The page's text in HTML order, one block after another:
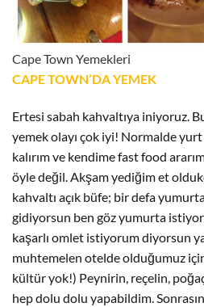
Cape Town Yemekleri
CAPE TOWN’DA YEMEK
Ertesi sabah kahvaltıya iniyoruz.
yemek olayı çok iyi! Normalde
kalırım ve kendime fast food
öyle değil. Akşam yediğim et
kahvaltı açık büfe; bir defa
gidiyorsun ben göz yumurta
kaşarlı omlet istiyorum diyorsun
muhtemelen otelde olduğumuz
kültür yok!) Peynirin, reçelin,
hep dolu dolu yapabildim.